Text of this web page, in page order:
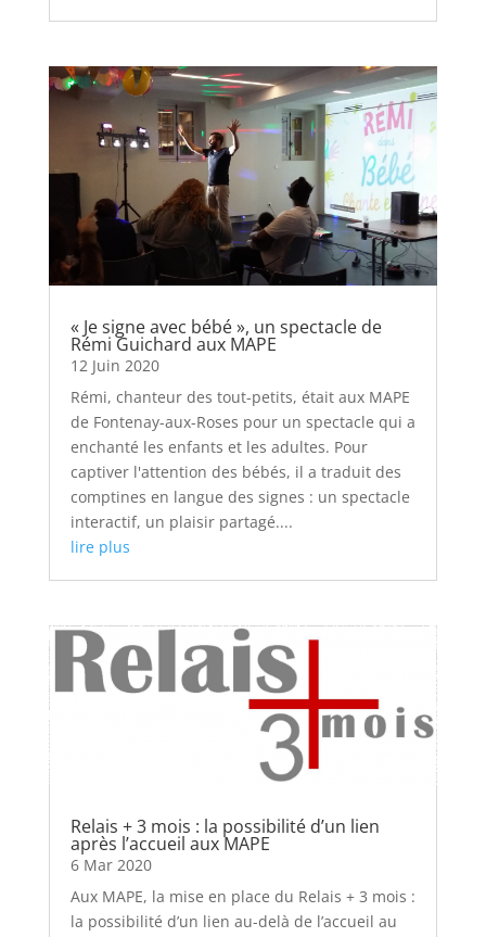
« Je signe avec bébé », un spectacle de
Rémi Guichard aux MAPE
12 Juin 2020
Rémi, chanteur des tout-petits, était aux MAPE
de Fontenay-aux-Roses pour un spectacle qui a
enchanté les enfants et les adultes. Pour
captiver l'attention des bébés, il a traduit des
comptines en langue des signes : un spectacle
interactif, un plaisir partagé....
lire plus
Relais + 3 mois : la possibilité d’un lien
après l’accueil aux MAPE
6 Mar 2020
Aux MAPE, la mise en place du Relais + 3 mois :
la possibilité d’un lien au-delà de l’accueil au